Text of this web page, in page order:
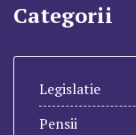
Categorii
Legislatie
Pensii